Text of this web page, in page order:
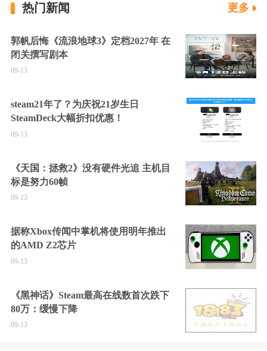
热门新闻 更多
郭帆后悔《流浪地球3》定档2027年 在
闭关撰写剧本
09-13
steam21年了？为庆祝21岁生日
SteamDeck大幅折扣优惠！
09-13
《天国：拯救2》没有硬件光追 主机目
标是努力60帧
09-13
据称Xbox传闻中掌机将使用明年推出
的AMD Z2芯片
09-13
《黑神话》Steam最高在线数首次跌下
80万：缓慢下降
09-13